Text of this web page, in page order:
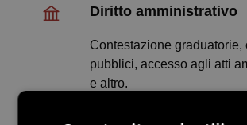
Diritto amministrativo
Contestazione graduatorie,
pubblici, accesso agli atti
e altro.